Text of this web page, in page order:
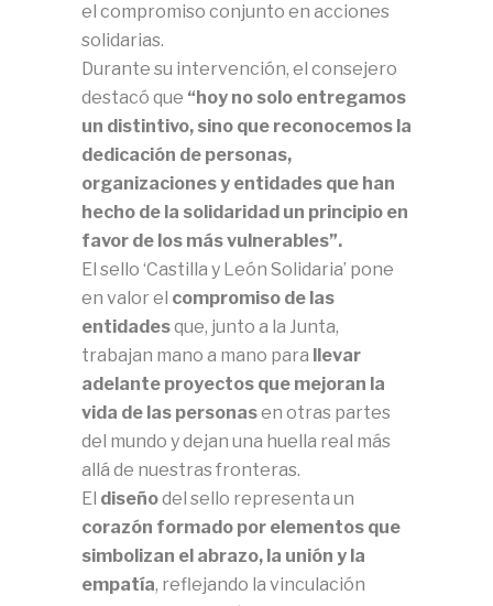
el compromiso conjunto en acciones
solidarias.
Durante su intervención, el consejero
destacó que “hoy no solo entregamos
un distintivo, sino que reconocemos la
dedicación de personas,
organizaciones y entidades que han
hecho de la solidaridad un principio en
favor de los más vulnerables”.
El sello ‘Castilla y León Solidaria’ pone
en valor el compromiso de las
entidadesque, junto a la Junta,
trabajan mano a mano para llevar
adelante proyectos que mejoran la
vida de las personasen otras partes
del mundo y dejan una huella real más
allá de nuestras fronteras.
El diseñodel sello representa un
corazón formado por elementos que
simbolizan el abrazo, la unión y la
empatía, reflejando la vinculación